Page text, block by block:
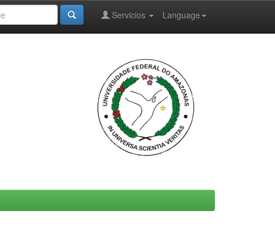
Language
Servicios